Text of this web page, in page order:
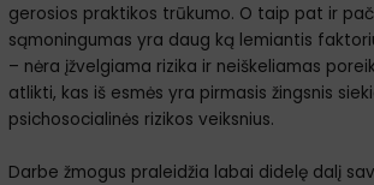
gerosios praktikos trūkumo. O taip pat ir
sąmoningumas yra daug ką lemiantis
– nėra įžvelgiama rizika ir neiškeliamas
atlikti, kas iš esmės yra pirmasis žingsnis
psichosocialinės rizikos veiksnius.
Darbe žmogus praleidžia labai didelę dalį